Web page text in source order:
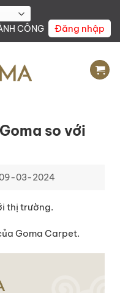
CÔNG
Đăng nhập
so với
09-03-2024
thị trường.
Goma Carpet.